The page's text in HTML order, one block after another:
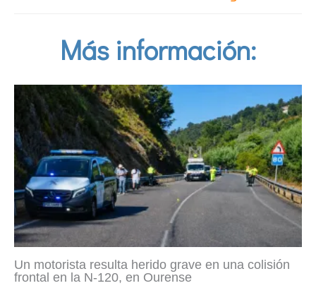
Más información:
Un motorista resulta herido grave en una colisión
frontal en la N-120, en Ourense